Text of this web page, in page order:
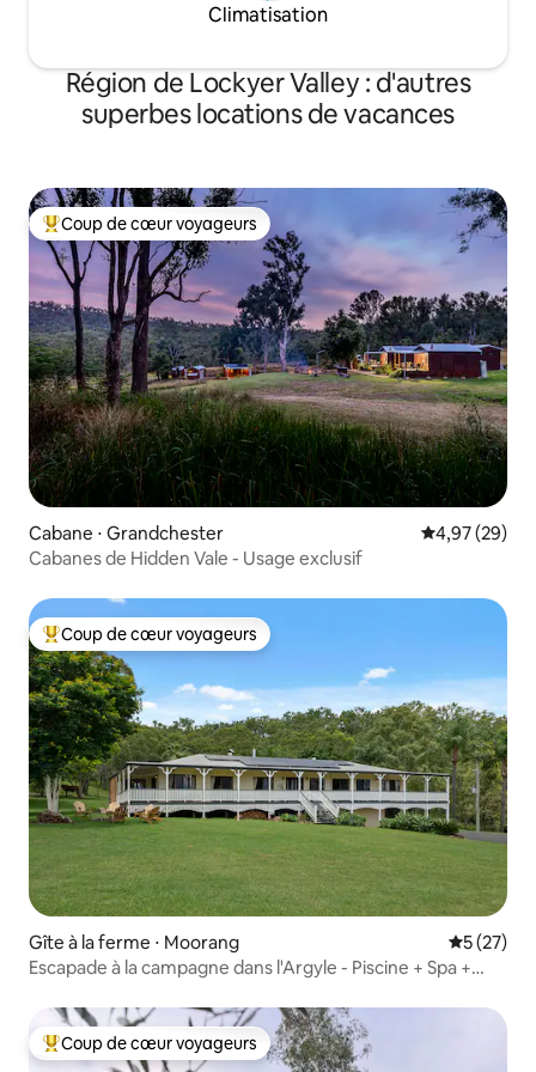
Climatisation
Région de Lockyer Valley : d'autres
superbes locations de vacances
Coups de cœur voyageurs les plus appréciés
Coup de cœur voyageurs
Cabane ⋅ Grandchester Évaluation
4,97 (29)
Cabanes de Hidden Vale - Usage exclusif
Coups de cœur voyageurs les plus appréciés
Coup de cœur voyageurs
Gîte à la ferme ⋅ Moorang
5 (27)
Escapade à la campagne dans l'Argyle - Piscine + Spa +
Coups de cœur voyageurs les plus appréciés
Coup de cœur voyageurs